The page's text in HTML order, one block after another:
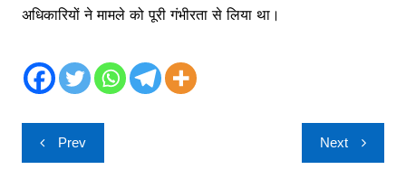
अधिकारियों ने मामले को पूरी गंभीरता से लिया था।
Post
navigation
Prev Next